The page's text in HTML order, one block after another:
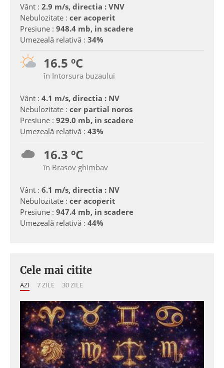
Vânt : 2.9 m/s, directia : VNV
Nebulozitate : cer acoperit
Presiune : 948.4 mb, in scadere
Umezeală relativă : 34%
16.5 ºC
în Intorsura buzaului
Vânt : 4.1 m/s, directia : NV
Nebulozitate : cer partial noros
Presiune : 929.0 mb, in scadere
Umezeală relativă : 43%
16.3 ºC
în Brasov ghimbav
Vânt : 6.1 m/s, directia : NV
Nebulozitate : cer acoperit
Presiune : 947.4 mb, in scadere
Umezeală relativă : 44%
Cele mai citite
AZI 7 ZILE 30 ZILE